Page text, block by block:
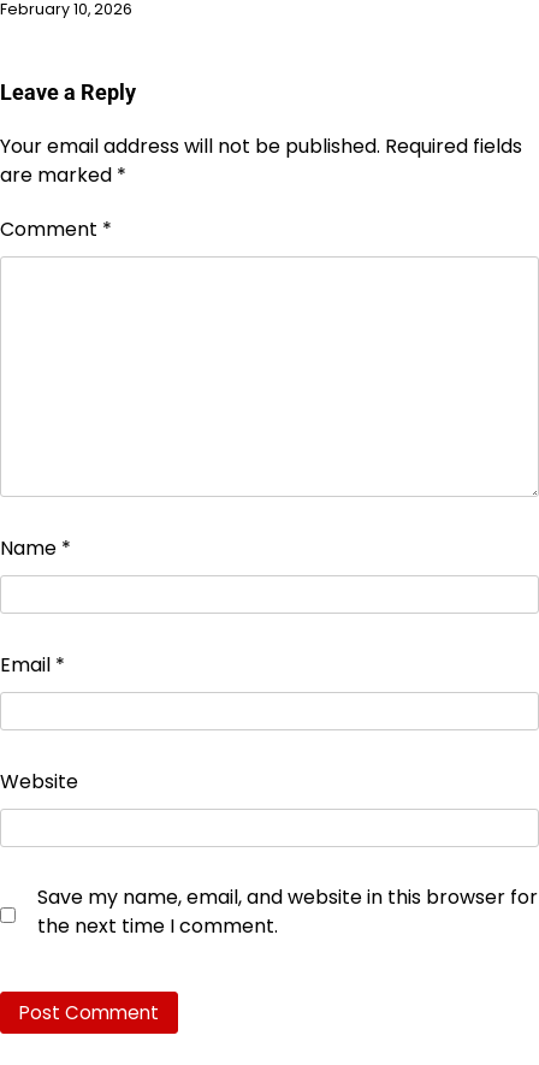
February 10, 2026
Leave a Reply
Your email address will not be published. Required fields
are marked *
Comment *
Name *
Email *
Website
Save my name, email, and website in this browser for
the next time I comment.